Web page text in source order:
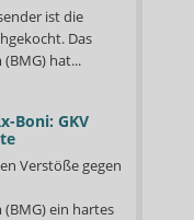
ist die
Das
hat...
Boni: GKV
Verstöße gegen
ein hartes